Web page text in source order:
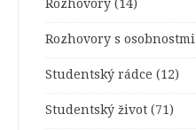
Rozhovory (14)
Rozhovory s osobnostmi
Studentský rádce (12)
Studentský život (71)